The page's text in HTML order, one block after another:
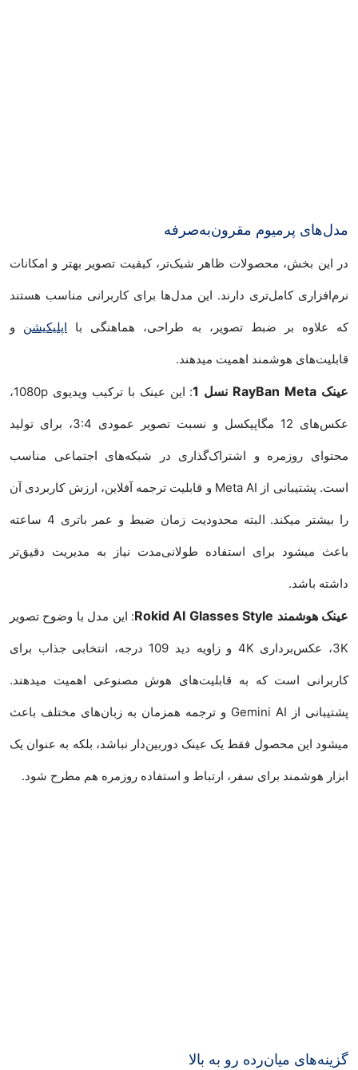
مدل‌های پرمیوم مقرون‌به‌صرفه
در این بخش، محصولات ظاهر شیک‌تر، کیفیت تصویر بهتر و امکانات
نرم‌افزاری کامل‌تری دارند. این مدل‌ها برای کاربرانی مناسب هستند
که علاوه بر ضبط تصویر، به طراحی، هماهنگی با اپلیکیشن و
قابلیت‌های هوشمند اهمیت میدهند.
عینک RayBan Meta نسل 1 : این عینک با ترکیب ویدیوی 1080p،
عکس‌های 12 مگاپیکسل و نسبت تصویر عمودی 3:4، برای تولید
محتوای روزمره و اشتراک‌گذاری در شبکه‌های اجتماعی مناسب
است. پشتیبانی از Meta AI و قابلیت ترجمه آفلاین، ارزش کاربردی آن
را بیشتر میکند. البته محدودیت زمان ضبط و عمر باتری 4 ساعته
باعث میشود برای استفاده طولانی‌مدت نیاز به مدیریت دقیق‌تر
داشته باشد.
عینک هوشمند Rokid AI Glasses Style : این مدل با وضوح تصویر
3K، عکس‌برداری 4K و زاویه دید 109 درجه، انتخابی جذاب برای
کاربرانی است که به قابلیت‌های هوش مصنوعی اهمیت میدهند.
پشتیبانی از Gemini AI و ترجمه همزمان به زبان‌های مختلف باعث
میشود این محصول فقط یک عینک دوربین‌دار نباشد، بلکه به عنوان یک
ابزار هوشمند برای سفر، ارتباط و استفاده روزمره هم مطرح شود.
گزینه‌های میان‌رده رو به بالا